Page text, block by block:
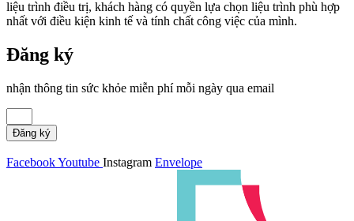
liệu trình điều trị, khách hàng có quyền lựa chọn liệu trình phù hợp
nhất với điều kiện kinh tế và tính chất công việc của mình.
Đăng ký
nhận thông tin sức khỏe miễn phí mỗi ngày qua email
Đăng ký
FacebookYoutube Instagram Envelope